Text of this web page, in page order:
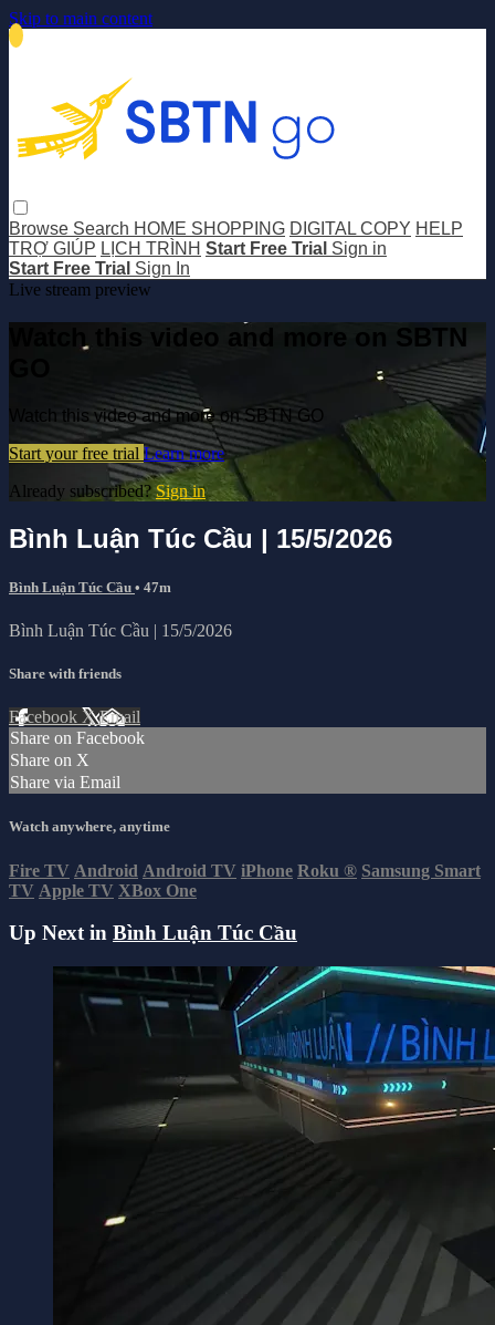
Skip to main content
Browse Search HOME SHOPPING DIGITAL COPY HELP
TRỢ GIÚP LỊCH TRÌNH Start Free Trial Sign in
Start Free Trial Sign In
Live stream preview
Watch this video and more on SBTN
Watch this video and more on SBTN GO
Start your free trial Learn more
Already subscribed? Sign in
Bình Luận Túc Cầu | 15/5/2026
Bình Luận Túc Cầu • 47m
Bình Luận Túc Cầu | 15/5/2026
Share with friends
Facebook XEmail
Share on Facebook
Share on X
Share via Email
Watch anywhere, anytime
Fire TV Android Android TV iPhone Roku ® Samsung Smart
TV Apple TV XBox One
Up Next in Bình Luận Túc Cầu